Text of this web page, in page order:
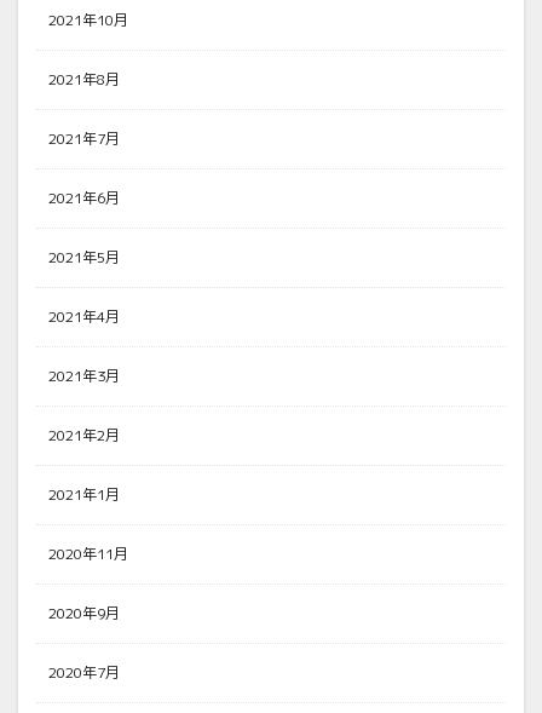
2021年10月
2021年8月
2021年7月
2021年6月
2021年5月
2021年4月
2021年3月
2021年2月
2021年1月
2020年11月
2020年9月
2020年7月